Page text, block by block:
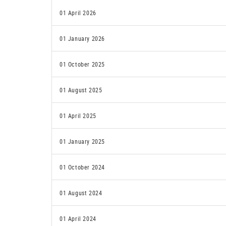
01 April 2026
01 January 2026
01 October 2025
01 August 2025
01 April 2025
01 January 2025
01 October 2024
01 August 2024
01 April 2024